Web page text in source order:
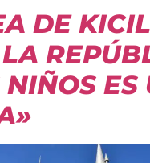
DE
NIÑOS ES